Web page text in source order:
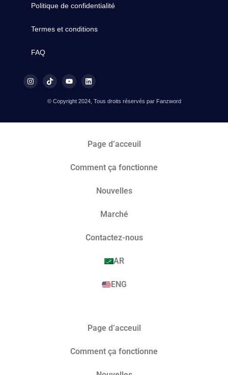
Politique de confidentialité
Termes et conditions
FAQ
© Copyright 2024, Tous droits réservés par Fanzword
Page d’acceuil
Comment ça fonctionne
Nouvelles
Marché​
Contactez-nous
AR
ENG
Page d’acceuil
Comment ça fonctionne